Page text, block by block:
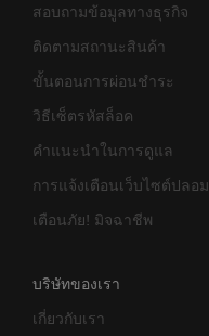
สอบถามข้อมูลทางธุรกิจ
ติดตามสถานะสินค้า
ขั้นตอนการผ่อนชำระ
วิธีเซ็ตรหัสล็อค
คำแนะนำในการดูแล
การแจ้งเตือนเว็บไซต์ปลอม
เตือนภัย! มิจฉาชีพ
บริษัทของเรา
เกี่ยวกับเรา